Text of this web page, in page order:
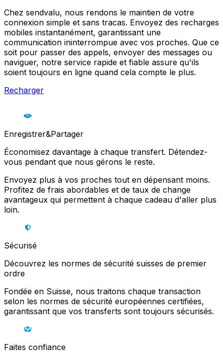
Chez sendvalu, nous rendons le maintien de votre
connexion simple et sans tracas. Envoyez des recharges
mobiles instantanément, garantissant une
communication ininterrompue avec vos proches. Que ce
soit pour passer des appels, envoyer des messages ou
naviguer, notre service rapide et fiable assure qu'ils
soient toujours en ligne quand cela compte le plus.
Recharger
Enregistrer&Partager
Économisez davantage à chaque transfert. Détendez-
vous pendant que nous gérons le reste.
Envoyez plus à vos proches tout en dépensant moins.
Profitez de frais abordables et de taux de change
avantageux qui permettent à chaque cadeau d'aller plus
loin.
Sécurisé
Découvrez les normes de sécurité suisses de premier
ordre
Fondée en Suisse, nous traitons chaque transaction
selon les normes de sécurité européennes certifiées,
garantissant que vos transferts sont toujours sécurisés.
Faites confiance